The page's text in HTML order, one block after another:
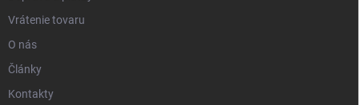
Vrátenie tovaru
O nás
Články
Kontakty